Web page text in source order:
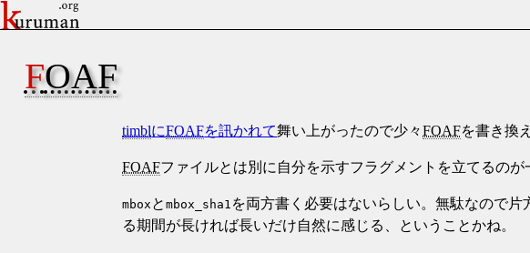
FOAF
timblにFOAFを訊かれて舞い上がったので少々FOAFを書き換
FOAFファイルとは別に自分を示すフラグメントを立てるの
mbox とmbox_sha1 を両方書く必要はないらしい。無駄なので
る期間が長ければ長いだけ自然に感じる、ということかね。